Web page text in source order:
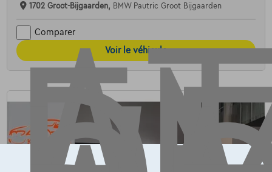
1702 Groot-Bijgaarden, BMW Pautric Groot Bijgaarden
Comparer
Voir le véhicule